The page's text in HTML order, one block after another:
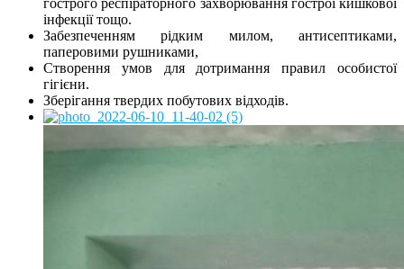
інфекції тощо.
Забезпеченням рідким милом, антисептиками,
паперовими рушниками,
Створення умов для дотримання правил особистої
гігієни.
Зберігання твердих побутових відходів.